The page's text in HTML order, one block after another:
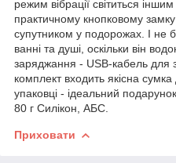
режим вібрації світиться
практичному кнопковому
супутником у подорожах. І не
ванні та душі, оскільки він
заряджання - USB-кабель для
комплект входить якісна
упаковці - ідеальний
80 г Силікон, АБС.
Приховати